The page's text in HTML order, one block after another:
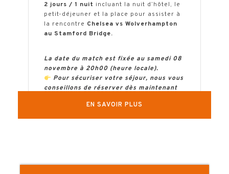
2 jours / 1 nuit incluant la nuit d’hôtel, le
petit-déjeuner et la place pour assister à
la rencontre Chelsea vs Wolverhampton
au Stamford Bridge.
La date du match est fixée au samedi 08
novembre à 20h00 (heure locale).
Pour sécuriser votre séjour, nous vous
conseillons de réserver dès maintenant
de match (dont le tarif peut vite
augmenter).
!(attention, si vous notez 1 seule
EN SAVOIR PLUS